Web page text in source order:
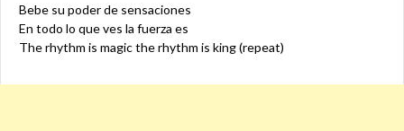
Bebe su poder de sensaciones
En todo lo que ves la fuerza es
The rhythm is magic the rhythm is king (repeat)